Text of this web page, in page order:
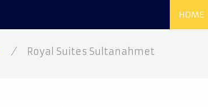
HOME
/ Royal Suites Sultanahmet